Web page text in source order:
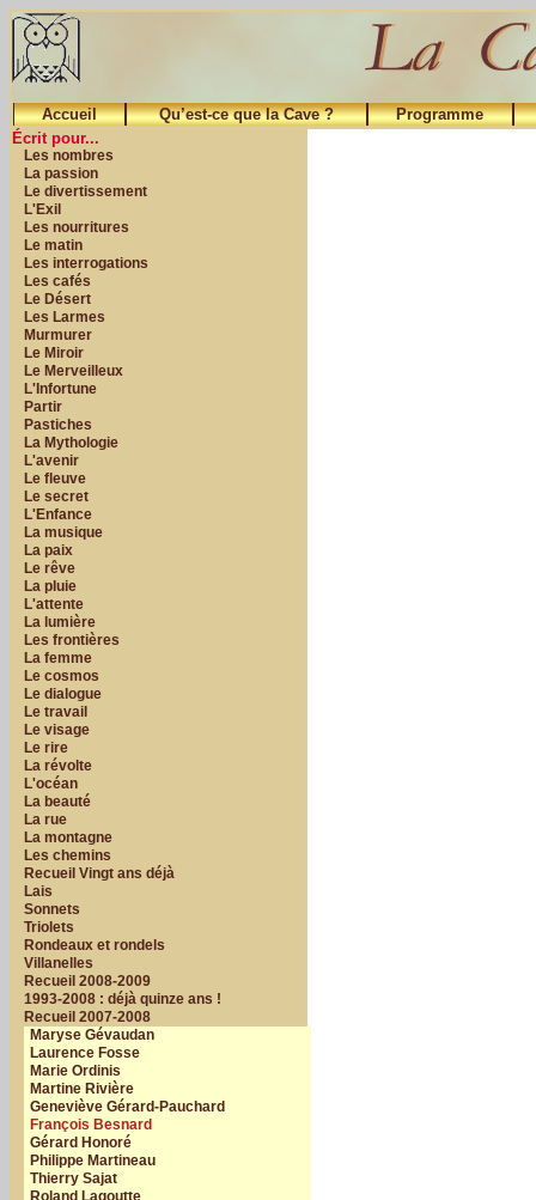
Accueil Qu’est-ce que la Cave ?
Programme
Écrit pour...
Les nombres
La passion
Le divertissement
L'Exil
Les nourritures
Le matin
Les interrogations
Les cafés
Le Désert
Les Larmes
Murmurer
Le Miroir
Le Merveilleux
L'Infortune
Partir
Pastiches
La Mythologie
L'avenir
Le fleuve
Le secret
L'Enfance
La musique
La paix
Le rêve
La pluie
L'attente
La lumière
Les frontières
La femme
Le cosmos
Le dialogue
Le travail
Le visage
Le rire
La révolte
L'océan
La beauté
La rue
La montagne
Les chemins
Recueil Vingt ans déjà
Lais
Sonnets
Triolets
Rondeaux et rondels
Villanelles
Recueil 2008-2009
1993-2008 : déjà quinze ans !
Recueil 2007-2008
Maryse Gévaudan
Laurence Fosse
Marie Ordinis
Martine Rivière
Geneviève Gérard-Pauchard
François Besnard
Gérard Honoré
Philippe Martineau
Thierry Sajat
Roland Lagoutte